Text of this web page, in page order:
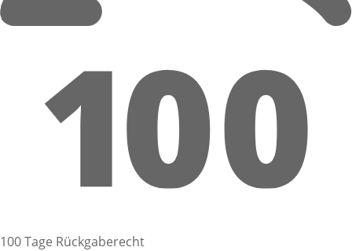
100 Tage Rückgaberecht